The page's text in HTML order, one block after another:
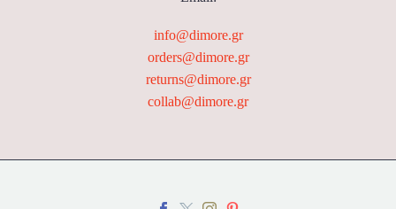
info@dimore.gr
orders@dimore.gr
returns@dimore.gr
collab@dimore.gr